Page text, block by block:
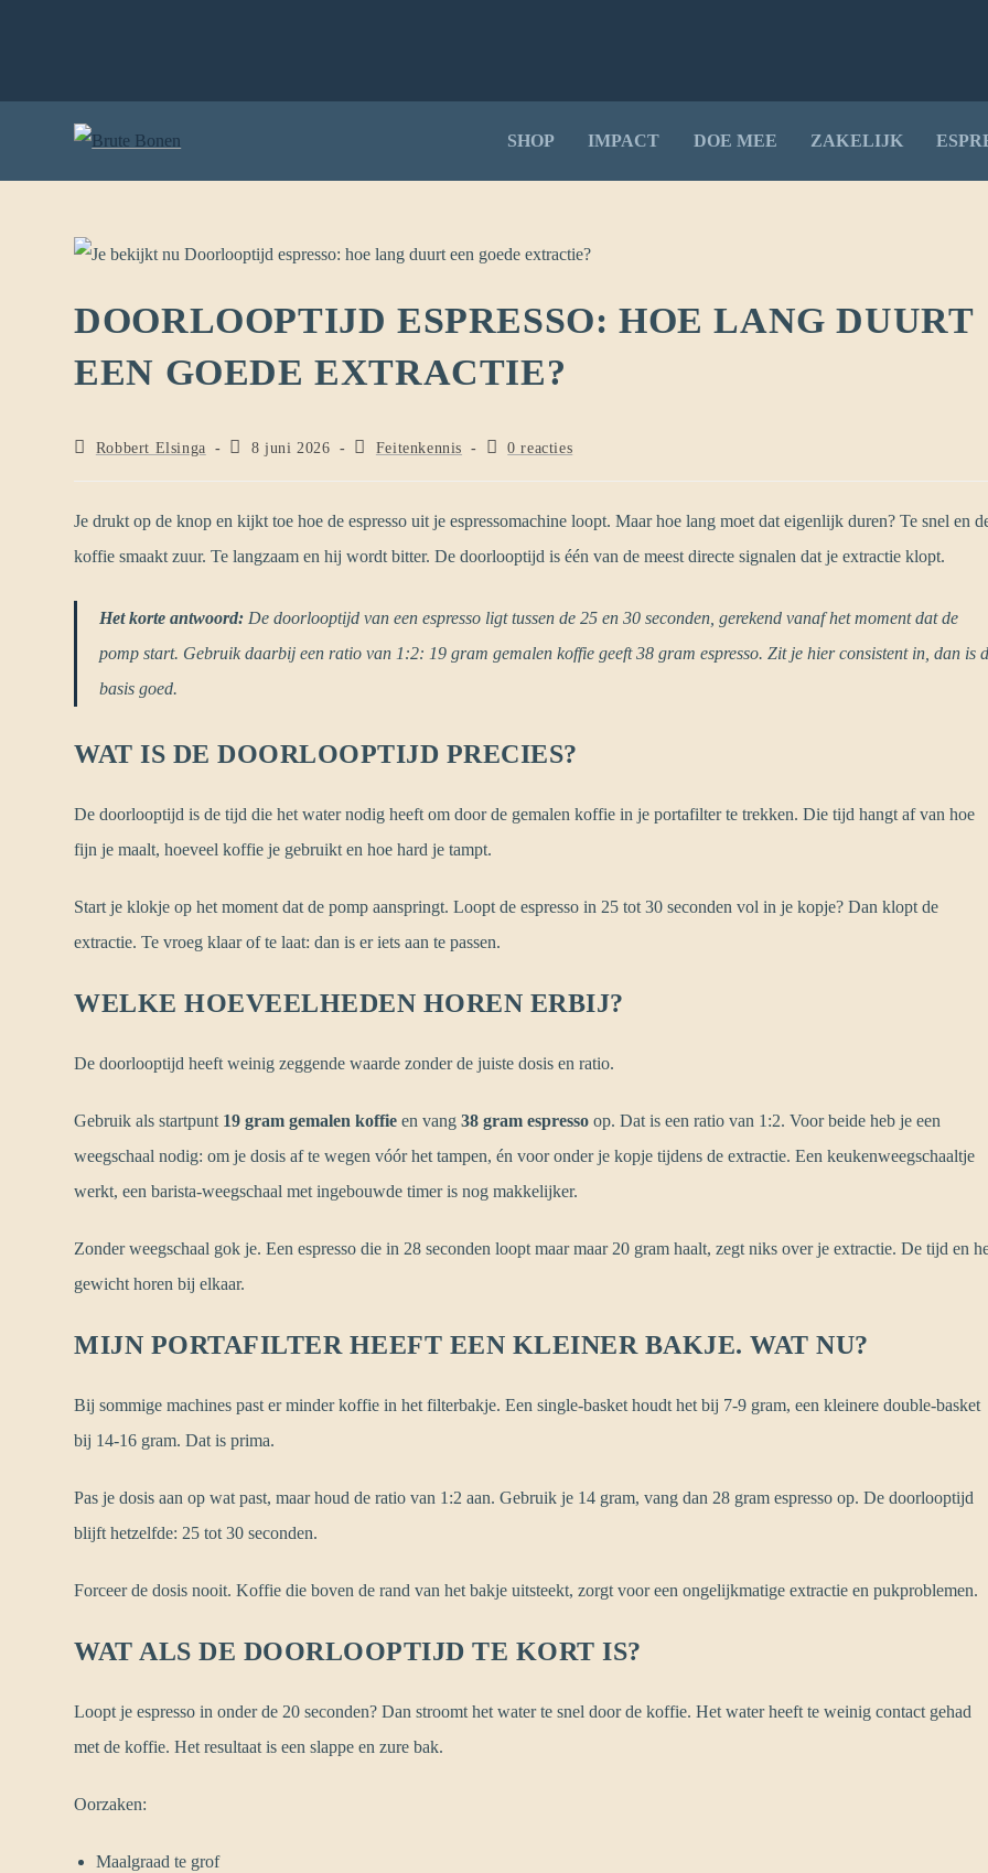
SHOP IMPACT DOE MEE ZAKELIJK
DOORLOOPTIJD ESPRESSO: HOE LANG DUURT
EEN GOEDE EXTRACTIE?
Robbert Elsinga 8 juni 2026 Feitenkennis 0 reacties
Je drukt op de knop en kijkt toe hoe de espresso uit je espressomachine loopt. Maar hoe lang moet dat eigenlijk duren? Te snel en
koffie smaakt zuur. Te langzaam en hij wordt bitter. De doorlooptijd is één van de meest directe signalen dat je extractie klopt.
Het korte antwoord: De doorlooptijd van een espresso ligt tussen de 25 en 30 seconden, gerekend vanaf het moment dat de
pomp start. Gebruik daarbij een ratio van 1:2: 19 gram gemalen koffie geeft 38 gram espresso. Zit je hier consistent in, dan is
basis goed.
WAT IS DE DOORLOOPTIJD PRECIES?
De doorlooptijd is de tijd die het water nodig heeft om door de gemalen koffie in je portafilter te trekken. Die tijd hangt af van hoe
fijn je maalt, hoeveel koffie je gebruikt en hoe hard je tampt.
Start je klokje op het moment dat de pomp aanspringt. Loopt de espresso in 25 tot 30 seconden vol in je kopje? Dan klopt de
extractie. Te vroeg klaar of te laat: dan is er iets aan te passen.
WELKE HOEVEELHEDEN HOREN ERBIJ?
De doorlooptijd heeft weinig zeggende waarde zonder de juiste dosis en ratio.
Gebruik als startpunt 19 gram gemalen koffie en vang38 gram espresso op. Dat is een ratio van 1:2. Voor beide heb je een
weegschaal nodig: om je dosis af te wegen vóór het tampen, én voor onder je kopje tijdens de extractie. Een keukenweegschaaltje
werkt, een barista-weegschaal met ingebouwde timer is nog makkelijker.
Zonder weegschaal gok je. Een espresso die in 28 seconden loopt maar maar 20 gram haalt, zegt niks over je extractie. De tijd en
gewicht horen bij elkaar.
MIJN PORTAFILTER HEEFT EEN KLEINER BAKJE. WAT NU?
Bij sommige machines past er minder koffie in het filterbakje. Een single-basket houdt het bij 7-9 gram, een kleinere double-basket
bij 14-16 gram. Dat is prima.
Pas je dosis aan op wat past, maar houd de ratio van 1:2 aan. Gebruik je 14 gram, vang dan 28 gram espresso op. De doorlooptijd
blijft hetzelfde: 25 tot 30 seconden.
Forceer de dosis nooit. Koffie die boven de rand van het bakje uitsteekt, zorgt voor een ongelijkmatige extractie en pukproblemen.
WAT ALS DE DOORLOOPTIJD TE KORT IS?
Loopt je espresso in onder de 20 seconden? Dan stroomt het water te snel door de koffie. Het water heeft te weinig contact gehad
met de koffie. Het resultaat is een slappe en zure bak.
Oorzaken:
Maalgraad te grof